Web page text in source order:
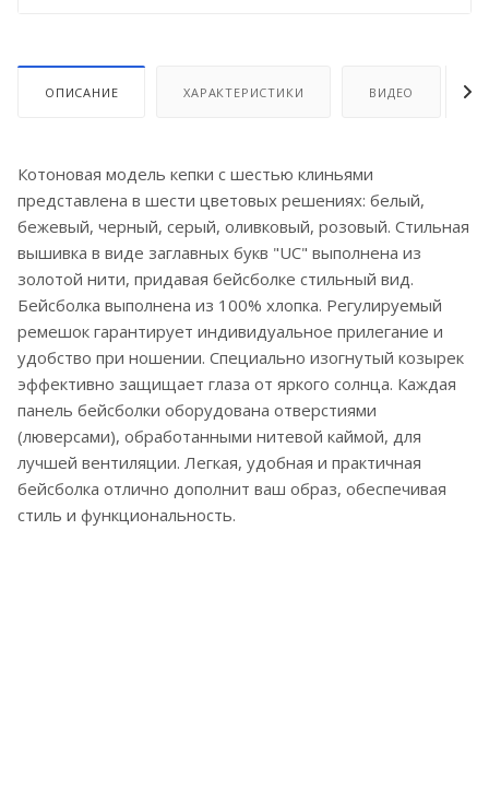
ОПИСАНИЕ ХАРАКТЕРИСТИКИ ВИДЕО
Котоновая модель кепки с шестью клиньями
представлена в шести цветовых решениях: белый,
бежевый, черный, серый, оливковый, розовый. Стильная
вышивка в виде заглавных букв "UC" выполнена из
золотой нити, придавая бейсболке стильный вид.
Бейсболка выполнена из 100% хлопка. Регулируемый
ремешок гарантирует индивидуальное прилегание и
удобство при ношении. Специально изогнутый козырек
эффективно защищает глаза от яркого солнца. Каждая
панель бейсболки оборудована отверстиями
(люверсами), обработанными нитевой каймой, для
лучшей вентиляции. Легкая, удобная и практичная
бейсболка отлично дополнит ваш образ, обеспечивая
стиль и функциональность.